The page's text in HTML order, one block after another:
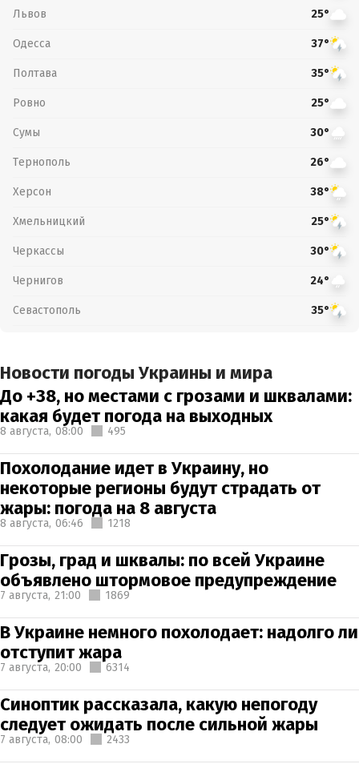
Львов 25°
Одесса 37°
Полтава 35°
Ровно 25°
Сумы 30°
Тернополь 26°
Херсон 38°
Хмельницкий 25°
Черкассы 30°
Чернигов 24°
Севастополь 35°
Новости погоды Украины и мира
До +38, но местами с грозами и шквалами:
какая будет погода на выходных
8 августа, 08:00 495
Похолодание идет в Украину, но
некоторые регионы будут страдать от
жары: погода на 8 августа
8 августа, 06:46 1218
Грозы, град и шквалы: по всей Украине
объявлено штормовое предупреждение
7 августа, 21:00 1869
В Украине немного похолодает: надолго ли
отступит жара
7 августа, 20:00 6314
Синоптик рассказала, какую непогоду
следует ожидать после сильной жары
7 августа, 08:00 2433